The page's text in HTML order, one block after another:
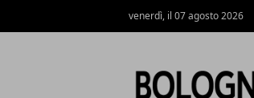
venerdì, il 07 agosto 2026